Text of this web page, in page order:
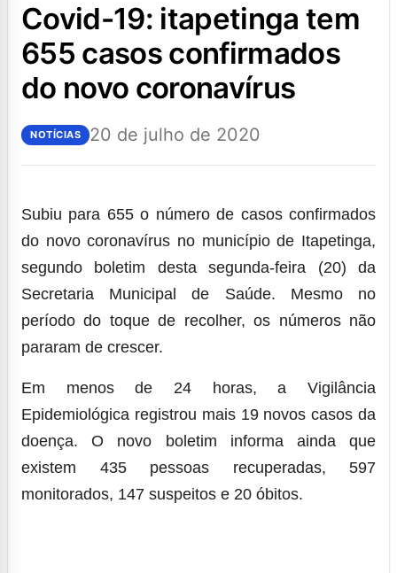
covid-19: itapetinga tem
655 casos confirmados
do novo coronavírus
NOTÍCIAS 20 de julho de 2020
Subiu para 655 o número de casos confirmados
do novo coronavírus no município de Itapetinga,
segundo boletim desta segunda-feira (20) da
Secretaria Municipal de Saúde. Mesmo no
período do toque de recolher, os números não
pararam de crescer.
Em menos de 24 horas, a Vigilância
Epidemiológica registrou mais 19 novos casos da
doença. O novo boletim informa ainda que
existem 435 pessoas recuperadas, 597
monitorados, 147 suspeitos e 20 óbitos.